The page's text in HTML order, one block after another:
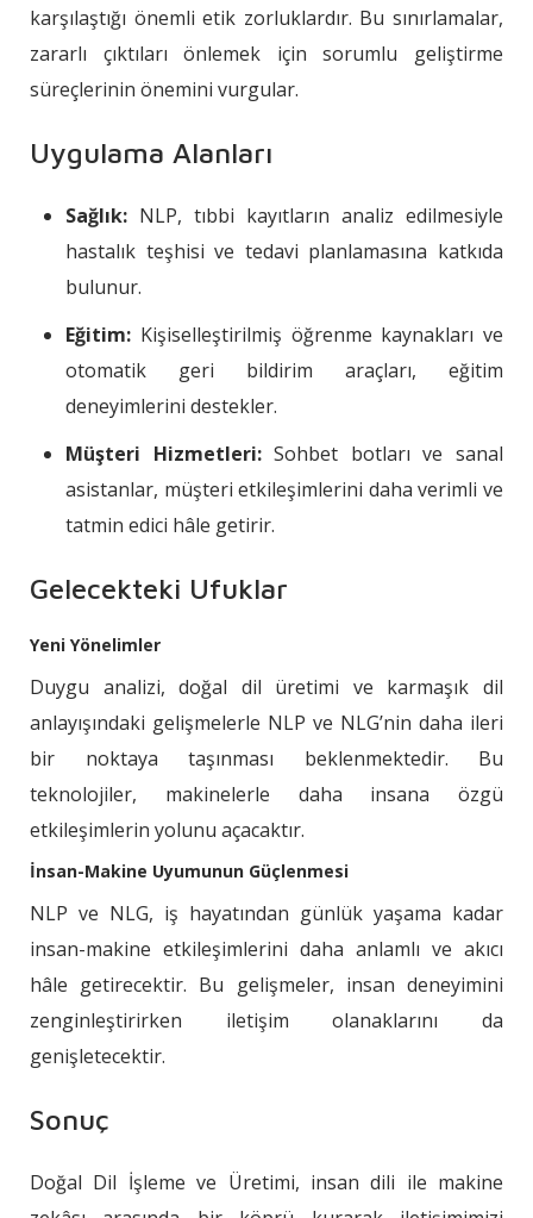
karşılaştığı önemli etik zorluklardır. Bu sınırlamalar,
zararlı çıktıları önlemek için sorumlu geliştirme
süreçlerinin önemini vurgular.
Uygulama Alanları
Sağlık: NLP, tıbbi kayıtların analiz edilmesiyle
hastalık teşhisi ve tedavi planlamasına katkıda
bulunur.
Eğitim: Kişiselleştirilmiş öğrenme kaynakları ve
otomatik geri bildirim araçları, eğitim
deneyimlerini destekler.
Müşteri Hizmetleri:Sohbet botları ve sanal
asistanlar, müşteri etkileşimlerini daha verimli ve
tatmin edici hâle getirir.
Gelecekteki Ufuklar
Yeni Yönelimler
Duygu analizi, doğal dil üretimi ve karmaşık dil
anlayışındaki gelişmelerle NLP ve NLG’nin daha ileri
bir noktaya taşınması beklenmektedir. Bu
teknolojiler, makinelerle daha insana özgü
etkileşimlerin yolunu açacaktır.
İnsan-Makine Uyumunun Güçlenmesi
NLP ve NLG, iş hayatından günlük yaşama kadar
insan-makine etkileşimlerini daha anlamlı ve akıcı
hâle getirecektir. Bu gelişmeler, insan deneyimini
zenginleştirirken iletişim olanaklarını da
genişletecektir.
Sonuç
Doğal Dil İşleme ve Üretimi, insan dili ile makine